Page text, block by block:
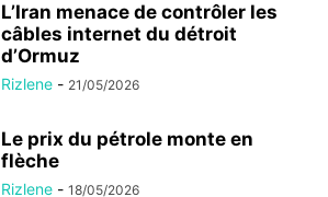
L’Iran menace de contrôler les
câbles internet du détroit
d’Ormuz
Rizlene - 21/05/2026
Le prix du pétrole monte en
flèche
Rizlene - 18/05/2026